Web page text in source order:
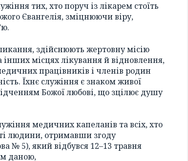
тих, хто поруч із лікарем стоїть
Євангелія, зміцнюючи віру,
здійснюють жертовну місію
інших місцях лікування й відновлення,
працівників і членів родин
Їхнє служіння є знаком живої
Божої любові, що зцілює душу
медичних капеланів та всіх, хто
людини, отримавши згоду
№ 5), який відбувся 12–13 травня
даною,